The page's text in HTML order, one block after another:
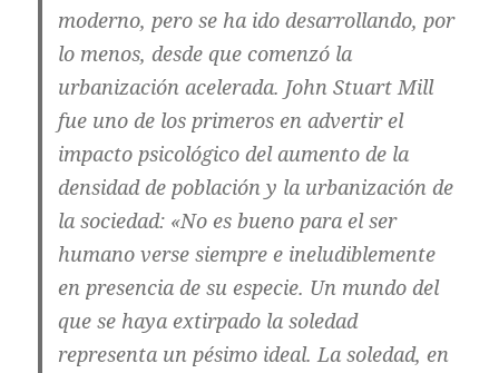
moderno, pero se ha ido desarrollando, por
lo menos, desde que comenzó la
urbanización acelerada. John Stuart Mill
fue uno de los primeros en advertir el
impacto psicológico del aumento de la
densidad de población y la urbanización de
la sociedad: «No es bueno para el ser
humano verse siempre e ineludiblemente
en presencia de su especie. Un mundo del
que se haya extirpado la soledad
representa un pésimo ideal. La soledad, en